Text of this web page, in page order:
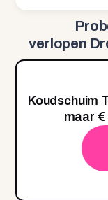
verlopen
Koudschuim
maar